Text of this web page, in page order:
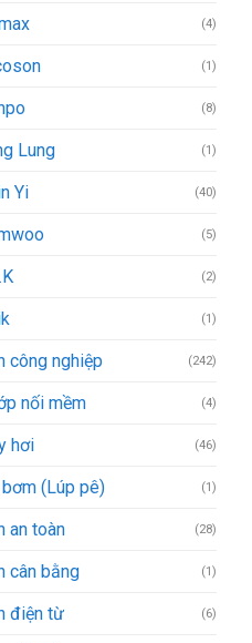
(4)
(1)
(8)
Lung (1)
Yi (40)
(5)
(2)
(1)
công nghiệp (242)
nối mềm (4)
hơi (46)
bơm (Lúp pê) (1)
an toàn (28)
cân bằng (1)
điện từ (6)